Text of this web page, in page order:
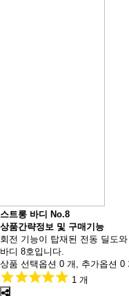
스트롱 바디 No.8
상품간략정보 및 구매기능
회전 기능이 탑재된 전동 딜도
바디 8호입니다.
상품 선택옵션 0 개, 추가옵션 0
1 개